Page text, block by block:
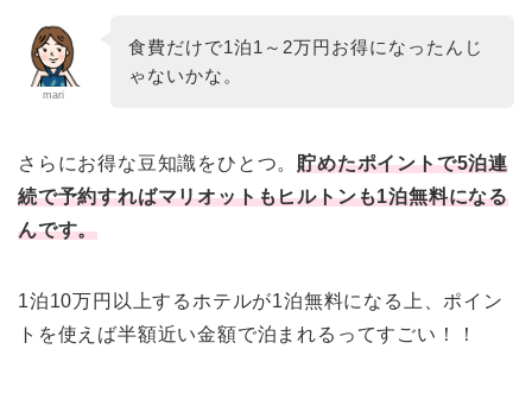
mari
食費だけで1泊1～2万円お得になったんじ
ゃないかな。
さらにお得な豆知識をひとつ。貯めたポイントで5泊連
続で予約すればマリオットもヒルトンも1泊無料になる
んです。
1泊10万円以上するホテルが1泊無料になる上、ポイン
トを使えば半額近い金額で泊まれるってすごい！！